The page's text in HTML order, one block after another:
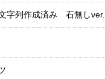
字列作成済み 石無しver.